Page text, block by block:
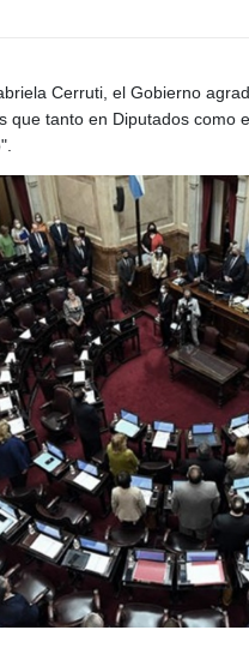
Cerruti, el Gobierno
que tanto en Diputados como